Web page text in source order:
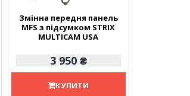
Змінна передня панель
MFS з підсумком STRIX
MULTICAM USA
3 950 ₴
КУПИТИ